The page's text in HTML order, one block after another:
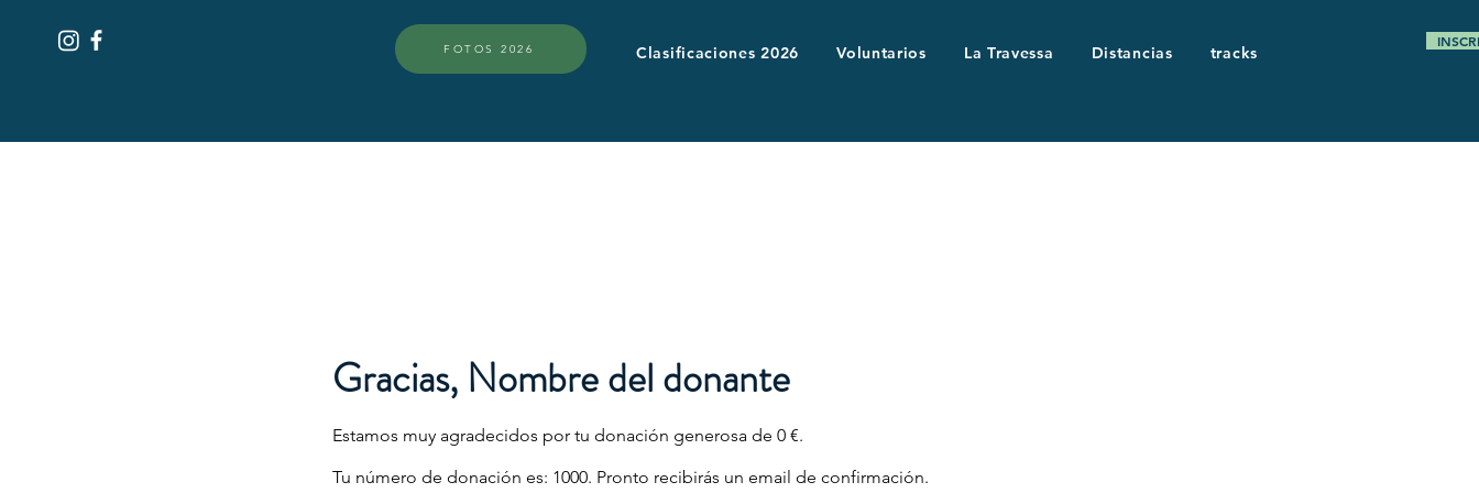
FOTOS 2026 Clasificaciones 2026 Voluntarios La Travessa Distancias tracks
Gracias, Nombre del donante
Estamos muy agradecidos por tu donación generosa de 0 €.
Tu número de donación es: 1000. Pronto recibirás un email de confirmación.